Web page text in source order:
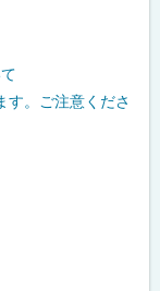
す。ご注意くださ